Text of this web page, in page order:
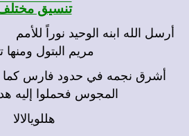
تنسيق
أرسل الله ابنه الوحيد نوراً
مريم البتول
أشرق نجمه في حدود فارس
المجوس فحملوا إليه
هللويالالا